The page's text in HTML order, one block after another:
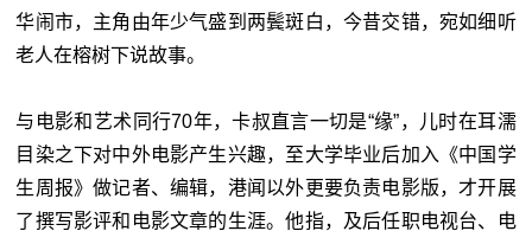
华闹市，主角由年少气盛到两鬓斑白，今昔交错，宛如细听
老人在榕树下说故事。
与电影和艺术同行70年，卡叔直言一切是“缘”，儿时在耳濡
目染之下对中外电影产生兴趣，至大学毕业后加入《中国学
生周报》做记者、编辑，港闻以外更要负责电影版，才开展
了撰写影评和电影文章的生涯。他指，及后任职电视台、电